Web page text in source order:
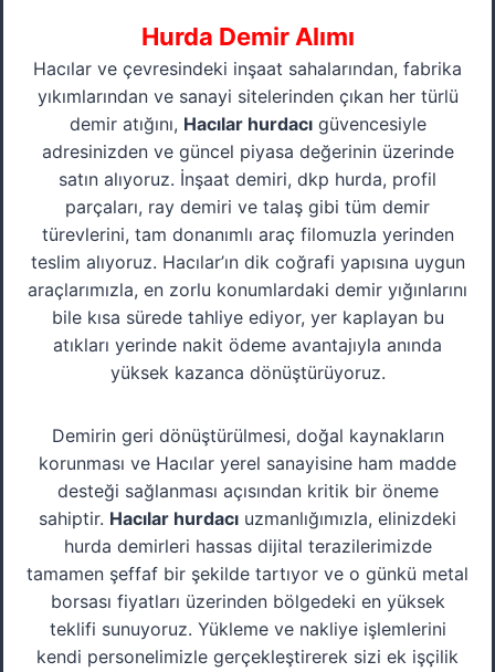
Hurda Demir Alımı
Hacılar ve çevresindeki inşaat sahalarından, fabrika
yıkımlarından ve sanayi sitelerinden çıkan her türlü
demir atığını, Hacılar hurdacıgüvencesiyle
adresinizden ve güncel piyasa değerinin üzerinde
satın alıyoruz. İnşaat demiri, dkp hurda, profil
parçaları, ray demiri ve talaş gibi tüm demir
türevlerini, tam donanımlı araç filomuzla yerinden
teslim alıyoruz. Hacılar’ın dik coğrafi yapısına uygun
araçlarımızla, en zorlu konumlardaki demir yığınlarını
bile kısa sürede tahliye ediyor, yer kaplayan bu
atıkları yerinde nakit ödeme avantajıyla anında
yüksek kazanca dönüştürüyoruz.
Demirin geri dönüştürülmesi, doğal kaynakların
korunması ve Hacılar yerel sanayisine ham madde
desteği sağlanması açısından kritik bir öneme
sahiptir. Hacılar hurdacı uzmanlığımızla, elinizdeki
hurda demirleri hassas dijital terazilerimizde
tamamen şeffaf bir şekilde tartıyor ve o günkü metal
borsası fiyatları üzerinden bölgedeki en yüksek
teklifi sunuyoruz. Yükleme ve nakliye işlemlerini
kendi personelimizle gerçekleştirerek sizi ek işçilik